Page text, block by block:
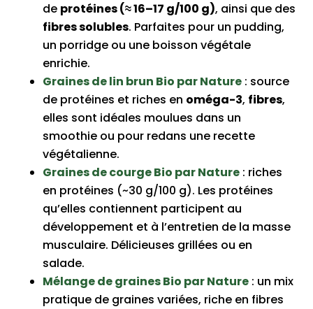
de protéines (≈ 16–17 g/100 g), ainsi que des
fibres solubles. Parfaites pour un pudding,
un porridge ou une boisson végétale
enrichie.
Graines de lin brun Bio par Nature: source
de protéines et riches en oméga-3, fibres,
elles sont idéales moulues dans un
smoothie ou pour redans une recette
végétalienne.
Graines de courge Bio par Nature: riches
en protéines (~30 g/100 g). Les protéines
qu’elles contiennent participent au
développement et à l’entretien de la masse
musculaire. Délicieuses grillées ou en
salade.
Mélange de graines Bio par Nature: un mix
pratique de graines variées, riche en fibres